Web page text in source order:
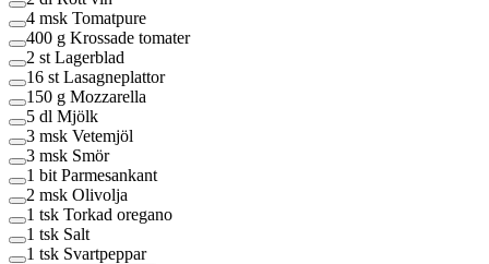
4 msk Tomatpure
400 g Krossade tomater
2 st Lagerblad
16 st Lasagneplattor
150 g Mozzarella
5 dl Mjölk
3 msk Vetemjöl
3 msk Smör
1 bit Parmesankant
2 msk Olivolja
1 tsk Torkad oregano
1 tsk Salt
1 tsk Svartpeppar